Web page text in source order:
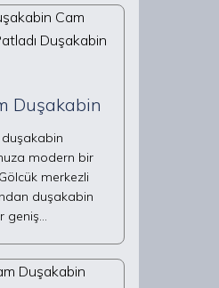
Duşakabin
modern bir
merkezli
duşakabin
geniş…